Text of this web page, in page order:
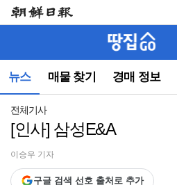
뉴스 매물 찾기 경매 정보
뉴
(컨
전체기사
[인사] 삼성E&A
이승우 기자
구글 검색 선호 출처로 추가